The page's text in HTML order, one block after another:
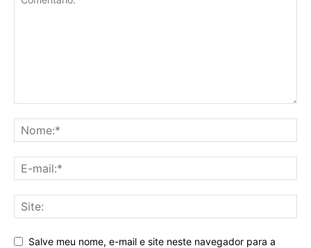
Salve meu nome, e-mail e site neste navegador para a